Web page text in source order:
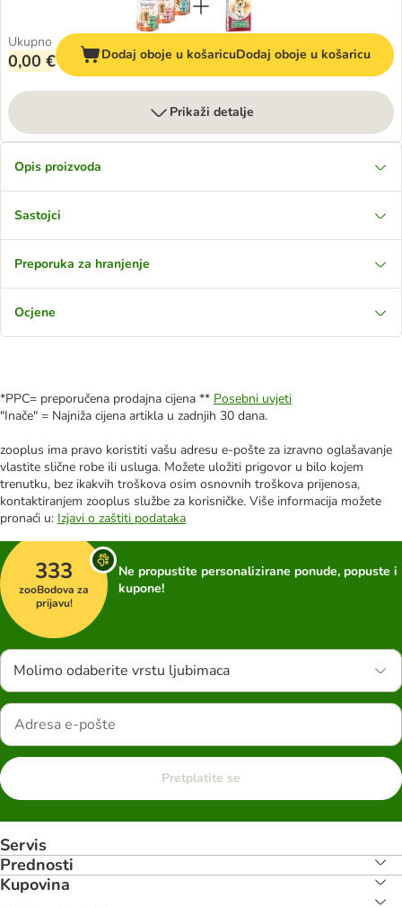
Ukupno
0,00 € Dodaj oboje u košaricuDodaj oboje u košaricu
Prikaži detalje
Opis proizvoda
Sastojci
Preporuka za hranjenje
Ocjene
*PPC= preporučena prodajna cijena ** Posebni uvjeti
"Inače" = Najniža cijena artikla u zadnjih 30 dana.
zooplus ima pravo koristiti vašu adresu e-pošte za izravno oglašavanje
vlastite slične robe ili usluga. Možete uložiti prigovor u bilo kojem
trenutku, bez ikakvih troškova osim osnovnih troškova prijenosa,
kontaktiranjem zooplus službe za korisničke. Više informacija možete
pronaći u: Izjavi o zaštiti podataka
333
zooBodova za
prijavu!
Ne propustite personalizirane ponude, popuste i
kupone!
Molimo odaberite vrstu ljubimaca
Pretplatite se
Servis
Prednosti
Kupovina